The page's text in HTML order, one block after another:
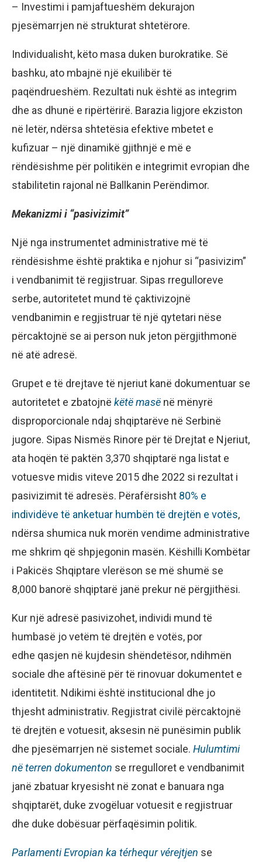
– Investimi i pamjaftueshëm dekurajon
pjesëmarrjen në strukturat shtetërore.
Individualisht, këto masa duken burokratike. Së
bashku, ato mbajnë një ekuilibër të
paqëndrueshëm. Rezultati nuk është as integrim
dhe as dhunë e ripërtërirë. Barazia ligjore ekziston
në letër, ndërsa shtetësia efektive mbetet e
kufizuar – një dinamikë gjithnjë e më e
rëndësishme për politikën e integrimit evropian dhe
stabilitetin rajonal në Ballkanin Perëndimor.
Mekanizmi i “pasivizimit”
Një nga instrumentet administrative më të
rëndësishme është praktika e njohur si “pasivizim”
i vendbanimit të regjistruar. Sipas rregulloreve
serbe, autoritetet mund të çaktivizojnë
vendbanimin e regjistruar të një qytetari nëse
përcaktojnë se ai person nuk jeton përgjithmonë
në atë adresë.
Grupet e të drejtave të njeriut kanë dokumentuar se
autoritetet e zbatojnë këtë masë në mënyrë
disproporcionale ndaj shqiptarëve në Serbinë
jugore. Sipas Nismës Rinore për të Drejtat e Njeriut,
ata hoqën të paktën 3,370 shqiptarë nga listat e
votuesve midis viteve 2015 dhe 2022 si rezultat i
pasivizimit të adresës. Përafërsisht 80% e
individëve të anketuar humbën të drejtën e votës,
ndërsa shumica nuk morën vendime administrative
me shkrim që shpjegonin masën. Këshilli Kombëtar
i Pakicës Shqiptare vlerëson se më shumë se
8,000 banorë shqiptarë janë prekur në përgjithësi.
Kur një adresë pasivizohet, individi mund të
humbasë jo vetëm të drejtën e votës, por
edhe qasjen në kujdesin shëndetësor, ndihmën
sociale dhe aftësinë për të rinovuar dokumentet e
identitetit. Ndikimi është institucional dhe jo
thjesht administrativ. Regjistrat civilë përcaktojnë
të drejtën e votuesit, aksesin në punësimin publik
dhe pjesëmarrjen në sistemet sociale. Hulumtimi
në terren dokumenton se rregulloret e vendbanimit
janë zbatuar kryesisht në zonat e banuara nga
shqiptarët, duke zvogëluar votuesit e regjistruar
dhe duke dobësuar përfaqësimin politik.
Parlamenti Evropian ka térhequr vérejtjen se